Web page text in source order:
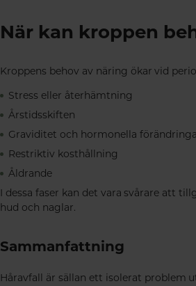
När kan kroppen
Kroppens behov av näring ökar vid
Stress eller återhämtning
Årstidsskiften
Graviditet och hormonella
Restriktiv kosthållning
Åldrande
I dessa faser kan det vara svårare att
hud och naglar.
Sammanfattning
Håravfall är sällan ett isolerat problem